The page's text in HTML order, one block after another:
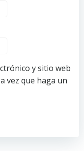
y sitio web
vez que haga un